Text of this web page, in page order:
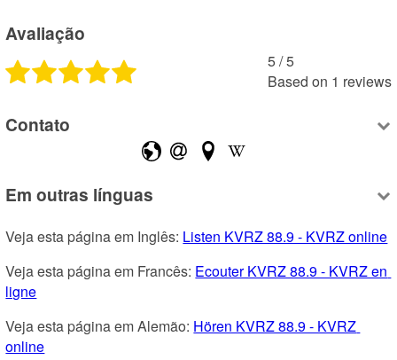
Avaliação
5 /5
Based on 1 reviews
Contato
Em outras línguas
Veja esta página em Inglês: Listen KVRZ 88.9 - KVRZ online
Veja esta página em Francês: Ecouter KVRZ 88.9 - KVRZ en
ligne
Veja esta página em Alemão: Hören KVRZ 88.9 - KVRZ
online